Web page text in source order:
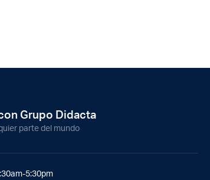
Grupo Didacta
parte del mundo
5:30pm